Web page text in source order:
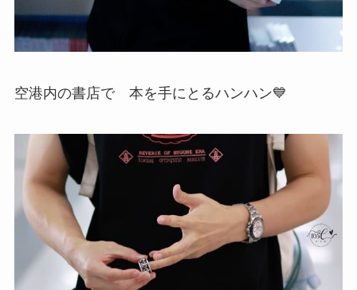
空港内の書店で 本を手にとるハンハン💙